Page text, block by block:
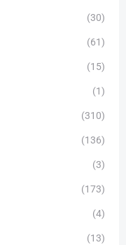
(30)
(61)
(15)
(1)
(310)
(136)
(3)
(173)
(4)
(13)